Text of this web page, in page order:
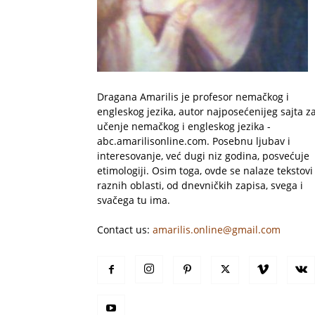
Dragana Amarilis je profesor nemačkog i
engleskog jezika, autor najposećenijeg sajta za
učenje nemačkog i engleskog jezika -
abc.amarilisonline.com. Posebnu ljubav i
interesovanje, već dugi niz godina, posvećuje
etimologiji. Osim toga, ovde se nalaze tekstovi
raznih oblasti, od dnevničkih zapisa, svega i
svačega tu ima.
Contact us: amarilis.online@gmail.com